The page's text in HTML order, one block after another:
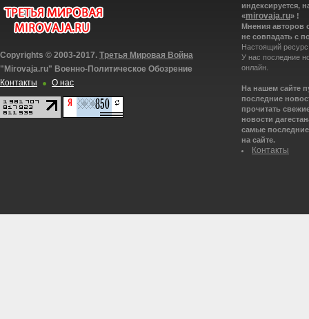
Copyrights © 2003-2017. Третья Мировая Война
"Mirovaja.ru" Военно-Политическое Обозрение
Контакты
О нас
индексируется,
«mirovaja.ru» !
Мнения авторов
не совпадать с
Настоящий
У нас последние
онлайн.
На нашем сайте
последние
прочитать
новости
самые
на сайте.
Контакты